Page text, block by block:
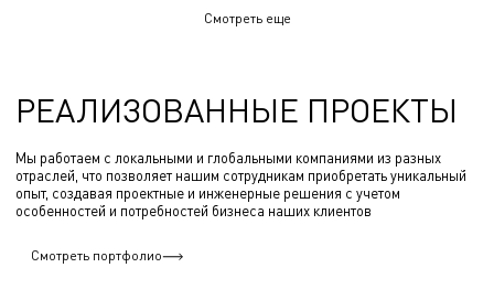
Смотреть еще
РЕАЛИЗОВАННЫЕ ПРОЕКТЫ
Мы работаем с локальными и глобальными компаниями из разных
отраслей, что позволяет нашим сотрудникам приобретать уникальный
опыт, создавая проектные и инженерные решения с учетом
особенностей и потребностей бизнеса наших клиентов
Смотреть портфолио